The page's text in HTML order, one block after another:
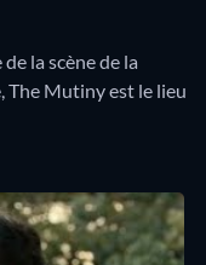
la scène de la
The Mutiny est le lieu